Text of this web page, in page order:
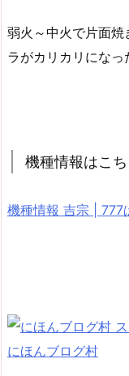
弱火～中火で片面
ラがカリカリになっ
機種情報はこ
機種情報 吉宗 | 777
にほんブログ村